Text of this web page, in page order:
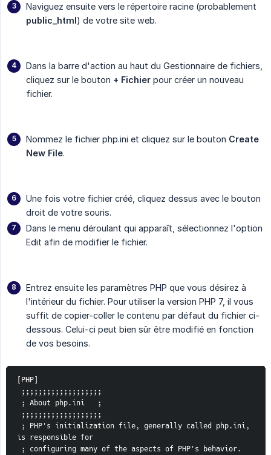
Naviguez ensuite vers le répertoire racine (probablement
public_html) de votre site web.
Dans la barre d'action au haut du Gestionnaire de fichiers,
cliquez sur le bouton + Fichier pour créer un nouveau
fichier.
Nommez le fichier php.ini et cliquez sur le bouton Create
New File.
Une fois votre fichier créé, cliquez dessus avec le bouton
droit de votre souris.
Dans le menu déroulant qui apparaît, sélectionnez l'option
Edit afin de modifier le fichier.
Entrez ensuite les paramètres PHP que vous désirez à
l'intérieur du fichier. Pour utiliser la version PHP 7, il vous
suffit de copier-coller le contenu par défaut du fichier ci-
dessous. Celui-ci peut bien sûr être modifié en fonction
de vos besoins.
[PHP]
;;;;;;;;;;;;;;;;;;;
; About php.ini   ;
;;;;;;;;;;;;;;;;;;;
is responsible for
; configuring many of the aspects of PHP's behavior.